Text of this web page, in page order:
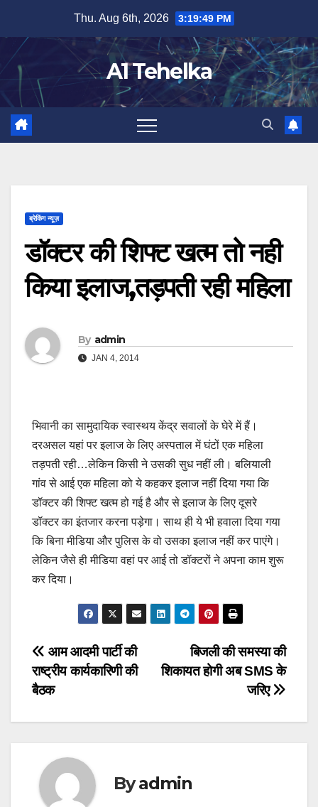
content
Thu. Aug 6th, 2026 3:19:49 PM
A1 Tehelka
ब्रेकिंग न्यूज़
डॉक्टर की शिफ्ट खत्म तो नही
किया इलाज,तड़पती रही महिला
By admin
JAN 4, 2014
भिवानी का सामुदायिक स्वास्थय केंद्र सवालों के घेरे में हैं।
दरअसल यहां पर इलाज के लिए अस्पताल में घंटों एक महिला
तड़पती रही…लेकिन किसी ने उसकी सुध नहीं ली। बलियाली
गांव से आई एक महिला को ये कहकर इलाज नहीं दिया गया कि
डॉक्टर की शिफ्ट खत्म हो गई है और से इलाज के लिए दूसरे
डॉक्टर का इंतजार करना पड़ेगा। साथ ही ये भी हवाला दिया गया
कि बिना मीडिया और पुलिस के वो उसका इलाज नहीं कर पाएंगे।
लेकिन जैसे ही मीडिया वहां पर आई तो डॉक्टरों ने अपना काम शुरू
कर दिया।
Post
navigation
बिजली की समस्या की
शिकायत होगी अब SMS के
जरिए
आम आदमी पार्टी की
राष्ट्रीय कार्यकारिणी की
बैठक
Byadmin